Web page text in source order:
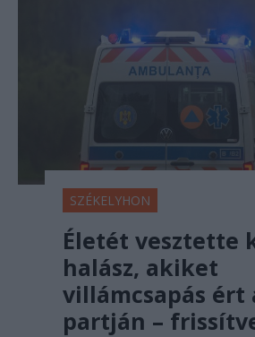
SZÉKELYHON
Életét vesztette
halász, akiket
villámcsapás ért
partján –